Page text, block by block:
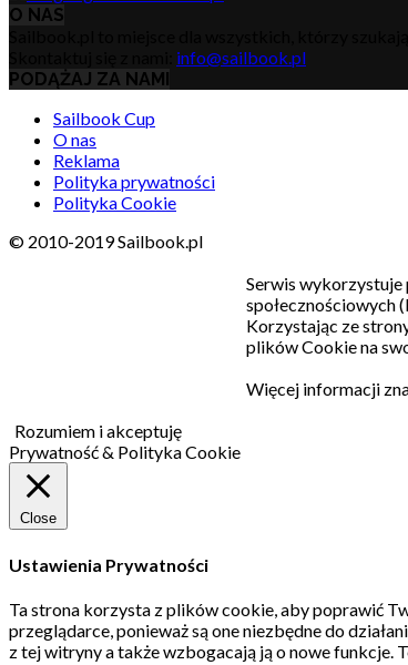
O NAS
info@sailbook.pl
PODĄŻAJ ZA NAMI
Sailbook Cup
O nas
Reklama
Polityka prywatności
Polityka Cookie
© 2010-2019 Sailbook.pl
Serwis wykorzystuje
społecznościowych
Korzystając ze
plików Cookie na
Więcej informacji
Rozumiem i akceptuję
Prywatność & Polityka Cookie
Close
Ustawienia Prywatności
Ta strona korzysta z plików cookie, aby poprawić
przeglądarce, ponieważ są one niezbędne do
z tej witryny a także wzbogacają ją o nowe funkcje.